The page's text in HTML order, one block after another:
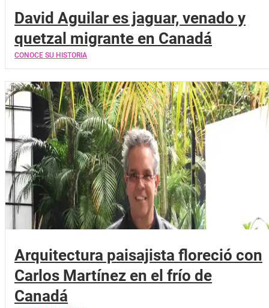
David Aguilar es jaguar, venado y
quetzal migrante en Canadá
CONOCE SU HISTORIA
Arquitectura paisajista floreció con
Carlos Martínez en el frío de
Canadá